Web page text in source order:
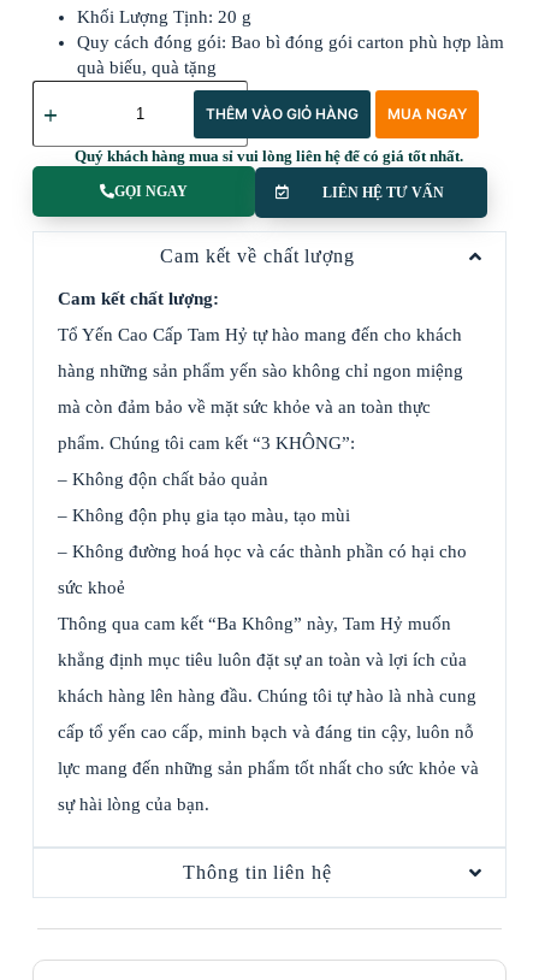
Khối Lượng Tịnh: 20 g
Quy cách đóng gói: Bao bì đóng gói carton phù hợp làm
quà biếu, quà tặng
THÊM VÀO GIỎ HÀNG MUA NGAY
Quý khách hàng mua sỉ vui lòng liên hệ để có giá tốt nhất.
GỌI NGAY LIÊN HỆ TƯ VẤN
Cam kết về chất lượng
Cam kết chất lượng:
Tổ Yến Cao Cấp Tam Hỷ tự hào mang đến cho khách
hàng những sản phẩm yến sào không chỉ ngon miệng
mà còn đảm bảo về mặt sức khỏe và an toàn thực
phẩm. Chúng tôi cam kết “3 KHÔNG”:
– Không độn chất bảo quản
– Không độn phụ gia tạo màu, tạo mùi
– Không đường hoá học và các thành phần có hại cho
sức khoẻ
Thông qua cam kết “Ba Không” này, Tam Hỷ muốn
khẳng định mục tiêu luôn đặt sự an toàn và lợi ích của
khách hàng lên hàng đầu. Chúng tôi tự hào là nhà cung
cấp tổ yến cao cấp, minh bạch và đáng tin cậy, luôn nỗ
lực mang đến những sản phẩm tốt nhất cho sức khỏe và
sự hài lòng của bạn.
Thông tin liên hệ